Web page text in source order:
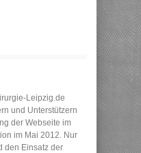
Leipzig.de
und Unterstützern
der Webseite im
im Mai 2012. Nur
den Einsatz der